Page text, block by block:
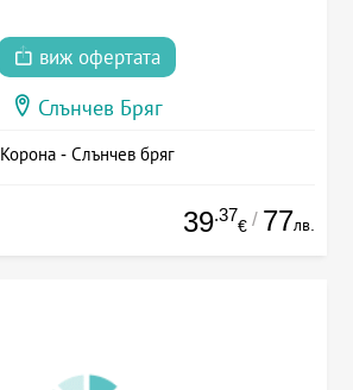
виж офертата
Слънчев Бряг
Корона - Слънчев бряг
39.37
€ / 77лв.